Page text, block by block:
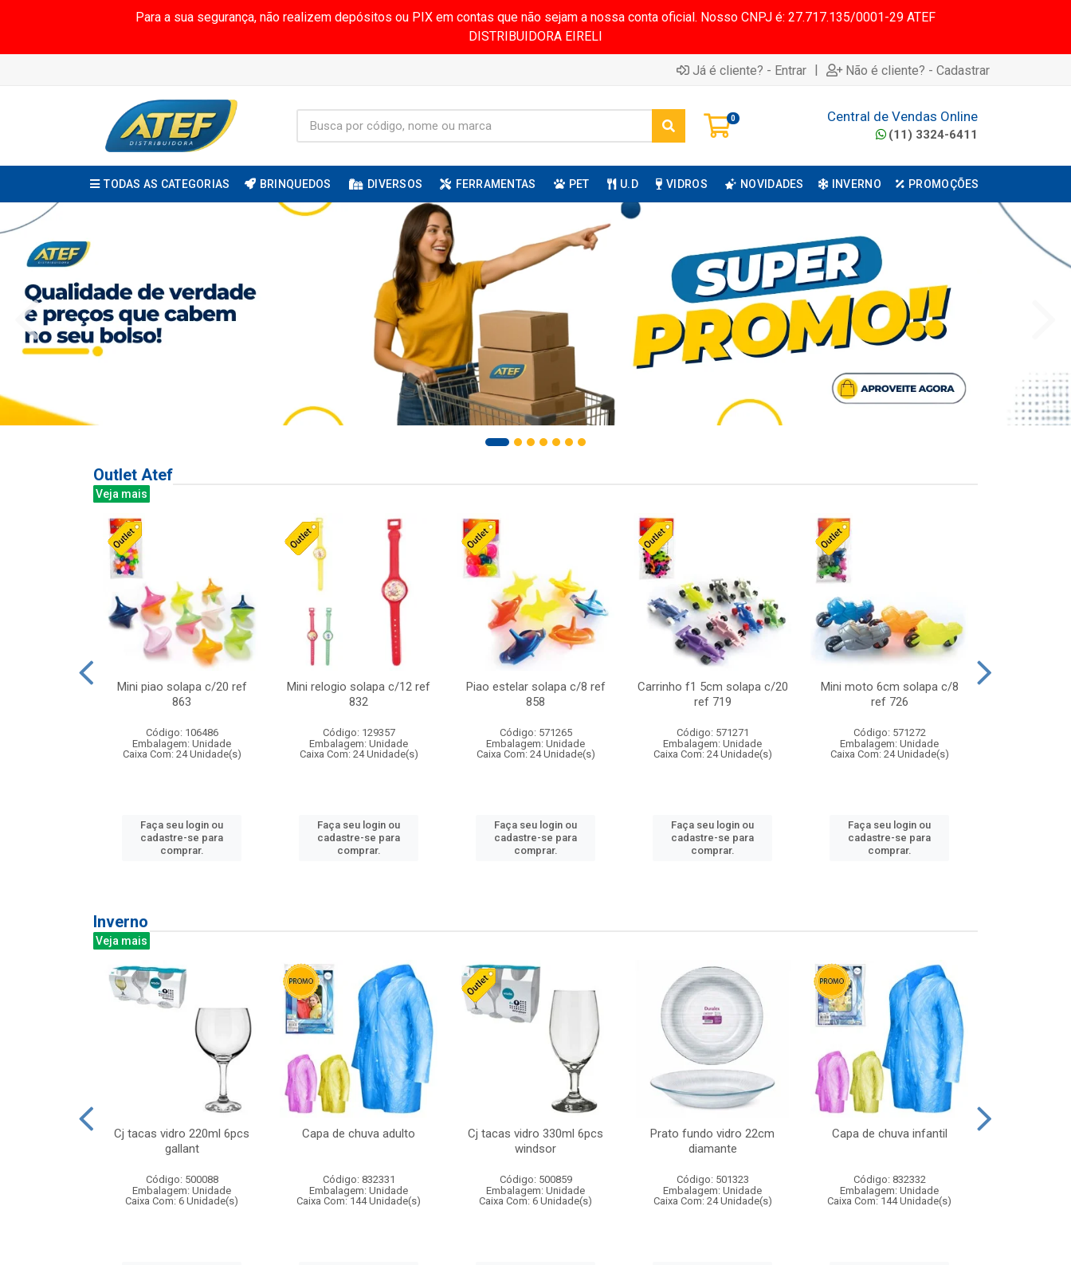
Para a sua segurança, não realizem depósitos ou PIX em contas que não sejam a nossa conta oficial. Nosso CNPJ é: 27.717.135/0001-29 ATEF
DISTRIBUIDORA EIRELI
Já é cliente? - Entrar | Não é cliente? - Cadastrar
0 Central de Vendas Online
(11) 3324-6411
TODAS AS CATEGORIAS BRINQUEDOS DIVERSOS FERRAMENTAS PET U.D VIDROS NOVIDADES INVERNO PROMOÇÕES
Outlet Atef
Veja mais
Mini piao solapa c/20 ref
863
Código: 106486
Embalagem: Unidade
Caixa Com: 24 Unidade(s)
Faça seu login ou
cadastre-se para
comprar.
Mini relogio solapa c/12 ref
832
Código: 129357
Embalagem: Unidade
Caixa Com: 24 Unidade(s)
Faça seu login ou
cadastre-se para
comprar.
Piao estelar solapa c/8 ref
858
Código: 571265
Embalagem: Unidade
Caixa Com: 24 Unidade(s)
Faça seu login ou
cadastre-se para
comprar.
Carrinho f1 5cm solapa c/20
ref 719
Código: 571271
Embalagem: Unidade
Caixa Com: 24 Unidade(s)
Faça seu login ou
cadastre-se para
comprar.
Mini moto 6cm solapa c/8
ref 726
Código: 571272
Embalagem: Unidade
Caixa Com: 24 Unidade(s)
Faça seu login ou
cadastre-se para
comprar.
Inverno
Veja mais
Cj tacas vidro 220ml 6pcs
gallant
Código: 500088
Embalagem: Unidade
Caixa Com: 6 Unidade(s)
Capa de chuva adulto
Código: 832331
Embalagem: Unidade
Caixa Com: 144 Unidade(s)
Cj tacas vidro 330ml 6pcs
windsor
Código: 500859
Embalagem: Unidade
Caixa Com: 6 Unidade(s)
Prato fundo vidro 22cm
diamante
Código: 501323
Embalagem: Unidade
Caixa Com: 24 Unidade(s)
Capa de chuva infantil
Código: 832332
Embalagem: Unidade
Caixa Com: 144 Unidade(s)